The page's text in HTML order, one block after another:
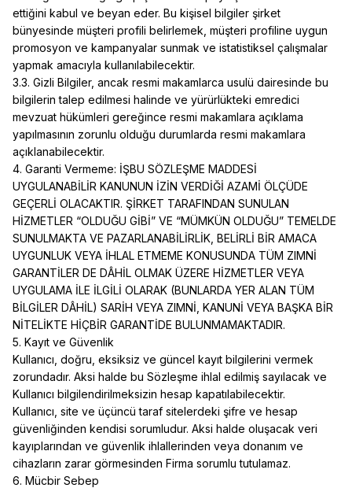
ettiğini kabul ve beyan eder. Bu kişisel bilgiler şirket
bünyesinde müşteri profili belirlemek, müşteri profiline uygun
promosyon ve kampanyalar sunmak ve istatistiksel çalışmalar
yapmak amacıyla kullanılabilecektir.
3.3. Gizli Bilgiler, ancak resmi makamlarca usulü dairesinde bu
bilgilerin talep edilmesi halinde ve yürürlükteki emredici
mevzuat hükümleri gereğince resmi makamlara açıklama
yapılmasının zorunlu olduğu durumlarda resmi makamlara
açıklanabilecektir.
4. Garanti Vermeme: İŞBU SÖZLEŞME MADDESİ
UYGULANABİLİR KANUNUN İZİN VERDİĞİ AZAMİ ÖLÇÜDE
GEÇERLİ OLACAKTIR. ŞİRKET TARAFINDAN SUNULAN
HİZMETLER “OLDUĞU GİBİ” VE “MÜMKÜN OLDUĞU” TEMELDE
SUNULMAKTA VE PAZARLANABİLİRLİK, BELİRLİ BİR AMACA
UYGUNLUK VEYA İHLAL ETMEME KONUSUNDA TÜM ZIMNİ
GARANTİLER DE DÂHİL OLMAK ÜZERE HİZMETLER VEYA
UYGULAMA İLE İLGİLİ OLARAK (BUNLARDA YER ALAN TÜM
BİLGİLER DÂHİL) SARİH VEYA ZIMNİ, KANUNİ VEYA BAŞKA BİR
NİTELİKTE HİÇBİR GARANTİDE BULUNMAMAKTADIR.
5. Kayıt ve Güvenlik
Kullanıcı, doğru, eksiksiz ve güncel kayıt bilgilerini vermek
zorundadır. Aksi halde bu Sözleşme ihlal edilmiş sayılacak ve
Kullanıcı bilgilendirilmeksizin hesap kapatılabilecektir.
Kullanıcı, site ve üçüncü taraf sitelerdeki şifre ve hesap
güvenliğinden kendisi sorumludur. Aksi halde oluşacak veri
kayıplarından ve güvenlik ihlallerinden veya donanım ve
cihazların zarar görmesinden Firma sorumlu tutulamaz.
6. Mücbir Sebep